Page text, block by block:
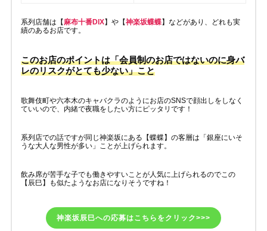
系列店舗は【麻布十番DIX】や【神楽坂蝶蝶】などがあり、どれも実
績のあるお店です。
このお店のポイントは「会員制のお店ではないのに身バ
レのリスクがとても少ない」こと
歌舞伎町や六本木のキャバクラのようにお店のSNSで顔出しをしなく
ていいので、内緒で夜職をしたい方にピッタリです！
系列店での話ですが同じ神楽坂にある【蝶蝶】の客層は「銀座にいそ
うな大人な男性が多い」ことが上げられます。
飲み席が苦手な子でも働きやすいことが人気に上げられるのでこの
【辰巳】も似たようなお店になりそうですね！
神楽坂辰巳への応募はこちらをクリック>>>